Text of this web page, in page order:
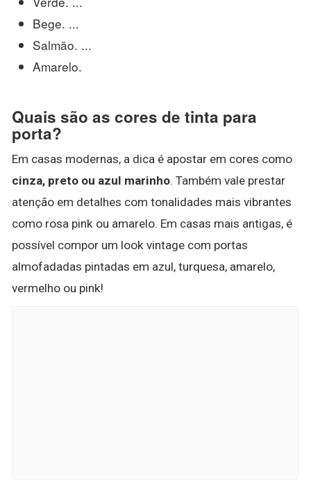
Bege. ...
Salmão. ...
Amarelo.
Quais são as cores de tinta para
porta?
Em casas modernas, a dica é apostar em cores como
cinza, preto ou azul marinho. Também vale prestar
atenção em detalhes com tonalidades mais vibrantes
como rosa pink ou amarelo. Em casas mais antigas, é
possível compor um look vintage com portas
almofadadas pintadas em azul, turquesa, amarelo,
vermelho ou pink!